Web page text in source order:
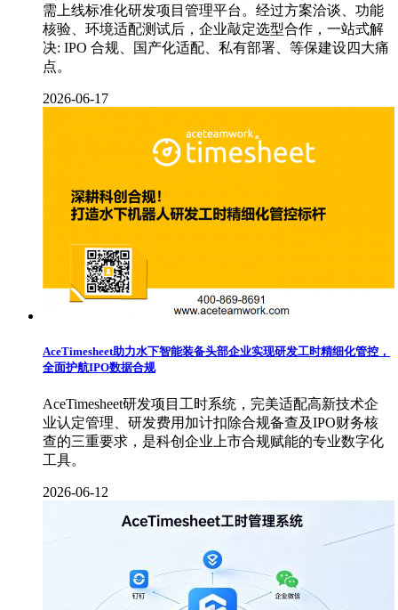
需上线标准化研发项目管理平台。经过方案洽谈、功能
核验、环境适配测试后，企业敲定选型合作，一站式解
决: IPO 合规、国产化适配、私有部署、等保建设四大痛
点。
2026-06-17
AceTimesheet助力水下智能装备头部企业实现研发工时精细化管控，
全面护航IPO数据合规
AceTimesheet研发项目工时系统，完美适配高新技术企
业认定管理、研发费用加计扣除合规备查及IPO财务核
查的三重要求，是科创企业上市合规赋能的专业数字化
工具。
2026-06-12